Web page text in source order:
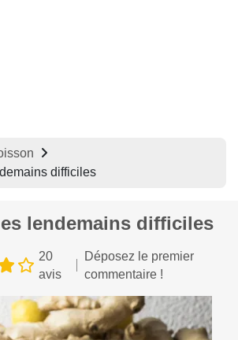
difficiles
lendemains difficiles
20
avis
Déposez le premier
commentaire !